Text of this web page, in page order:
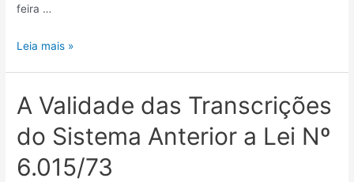
feira …
Leia mais »
A Validade das Transcrições
do Sistema Anterior a Lei Nº
6.015/73